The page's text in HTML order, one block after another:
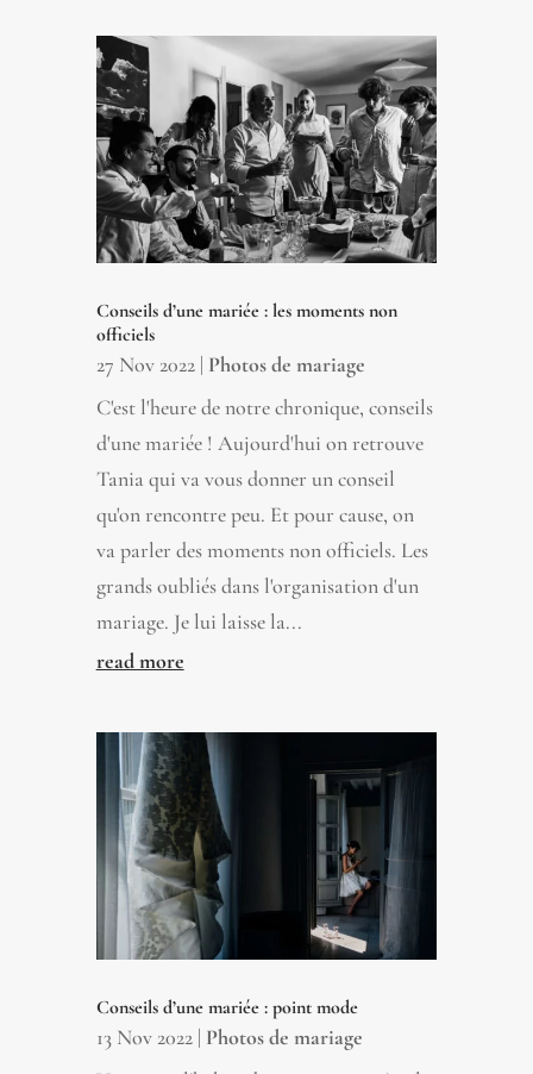
Conseils d’une mariée : les moments non
officiels
27 Nov 2022| Photos de mariage
C'est l'heure de notre chronique, conseils
d'une mariée ! Aujourd'hui on retrouve
Tania qui va vous donner un conseil
qu'on rencontre peu. Et pour cause, on
va parler des moments non officiels. Les
grands oubliés dans l'organisation d'un
mariage. Je lui laisse la...
read more
Conseils d’une mariée : point mode
13 Nov 2022| Photos de mariage